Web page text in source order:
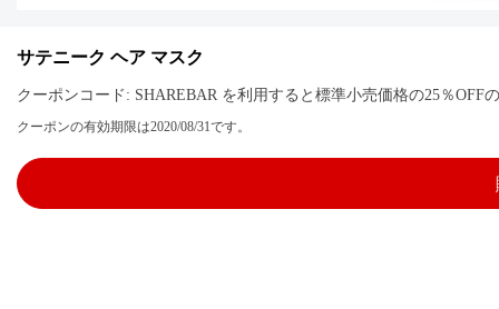
サテニーク ヘア マスク
クーポンコード: SHAREBAR を利用すると標準小売価格の25％OFF
クーポンの有効期限は2020/08/31です。